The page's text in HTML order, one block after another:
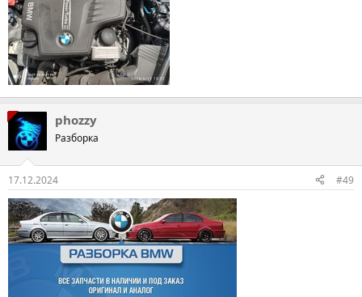
phozzy
Разборка
17.12.2024 #49